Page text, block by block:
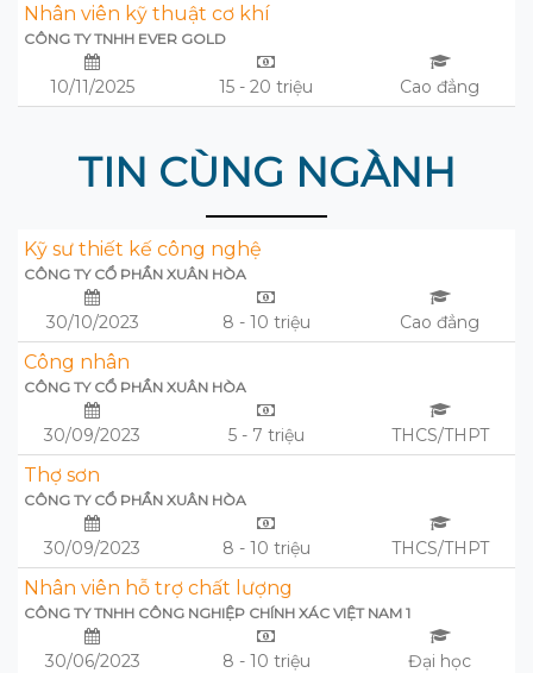
Nhân viên kỹ thuật cơ khí
CÔNG TY TNHH EVER GOLD
10/11/2025 15 - 20 triệu Cao đẳng
TIN CÙNG NGÀNH
Kỹ sư thiết kế công nghệ
CÔNG TY CỔ PHẦN XUÂN HÒA
30/10/2023 8 - 10 triệu Cao đẳng
Công nhân
CÔNG TY CỔ PHẦN XUÂN HÒA
30/09/2023 5 - 7 triệu THCS/THPT
Thợ sơn
CÔNG TY CỔ PHẦN XUÂN HÒA
30/09/2023 8 - 10 triệu THCS/THPT
Nhân viên hỗ trợ chất lượng
CÔNG TY TNHH CÔNG NGHIỆP CHÍNH XÁC VIỆT NAM 1
30/06/2023 8 - 10 triệu Đại học